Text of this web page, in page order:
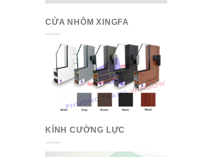
CỬA NHÔM XINGFA
KÍNH CƯỜNG LỰC